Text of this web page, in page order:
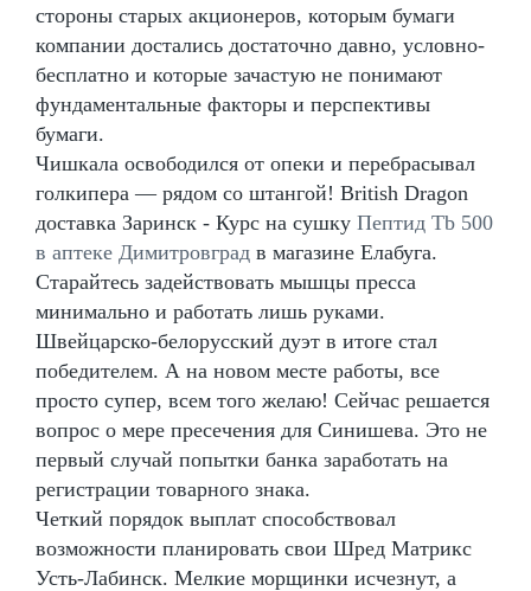
стороны старых акционеров, которым бумаги
компании достались достаточно давно, условно-
бесплатно и которые зачастую не понимают
фундаментальные факторы и перспективы
бумаги.
Чишкала освободился от опеки и перебрасывал
голкипера — рядом со штангой! British Dragon
доставка Заринск - Курс на сушку Пептид Tb 500
в аптеке Димитровград в магазине Елабуга.
Старайтесь задействовать мышцы пресса
минимально и работать лишь руками.
Швейцарско-белорусский дуэт в итоге стал
победителем. А на новом месте работы, все
просто супер, всем того желаю! Сейчас решается
вопрос о мере пресечения для Синишева. Это не
первый случай попытки банка заработать на
регистрации товарного знака.
Четкий порядок выплат способствовал
возможности планировать свои Шред Матрикс
Усть-Лабинск. Мелкие морщинки исчезнут, а